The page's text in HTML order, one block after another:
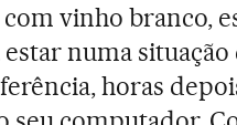
com vinho branco,
numa
horas